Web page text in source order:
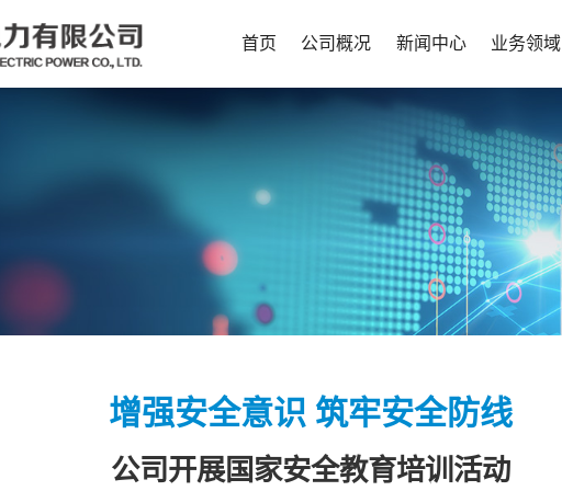
首页 公司概况 新闻中心 业务领域
增强安全意识 筑牢安全防线
公司开展国家安全教育培训活动